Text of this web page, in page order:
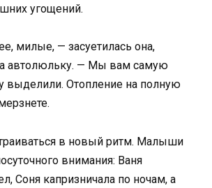
угощений.
милые, — засуетилась она,
автолюльку. — Мы вам самую
выделили. Отопление на полную
в новый ритм. Малыши
внимания: Ваня
Соня капризничала по ночам, а